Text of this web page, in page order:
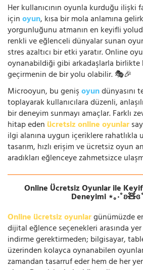
Her kullanıcının oyunla kurduğu ilişki
içinoyun, kısa bir mola anlamına
yorgunluğunu atmanın en keyifli
renkli ve eğlenceli dünyalar sunan
stres azaltıcı bir etki yaratır. Online
oynanabildiği gibi arkadaşlarla
geçirmenin de bir yolu olabilir. 🎭🎉
Microoyun, bu genişoyundünyasını
toplayarak kullanıcılara düzenli,
bir deneyim sunmayı amaçlar. Farklı
hitap eden ücretsiz online oyunlar
ilgi alanına uygun içeriklere rahatlıkla
tasarım, hızlı erişim ve ücretsiz oyun
aradıkları eğlenceye zahmetsizce
Online Ücretsiz Oyunlar ile
Deneyimi ⋆｡
Online ücretsiz oyunlargünümüzde
dijital eğlence seçenekleri arasında yer
indirme gerektirmeden; bilgisayar,
üzerinden kolayca oynanabilen
zamandan tasarruf eder hem de her